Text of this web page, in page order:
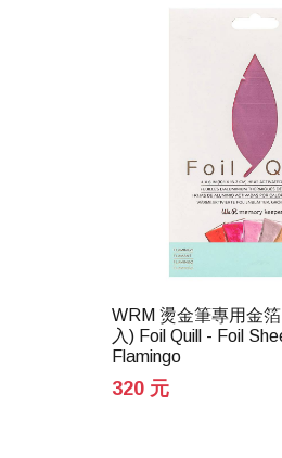
WRM 燙金筆專用金
入) Foil Quill - Foil
Flamingo
320 元